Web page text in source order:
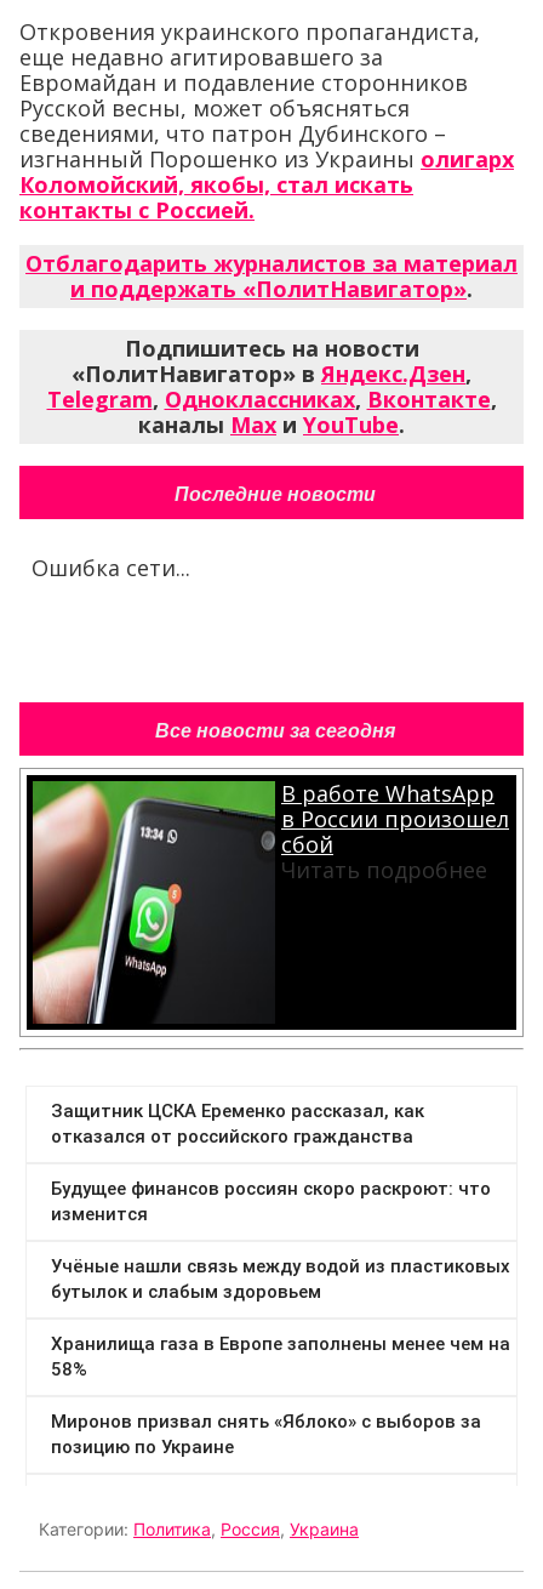
Откровения украинского пропагандиста,
еще недавно агитировавшего за
Евромайдан и подавление сторонников
Русской весны, может объясняться
сведениями, что патрон Дубинского –
изгнанный Порошенко из Украины олигарх
Коломойский, якобы, стал искать
контакты с Россией.
Отблагодарить журналистов за материал
и поддержать «ПолитНавигатор».
Подпишитесь на новости
«ПолитНавигатор» в Яндекс.Дзен,
Telegram, Одноклассниках, Вконтакте,
каналы Max и YouTube.
Последние новости
Ошибка сети...
Все новости за сегодня
В работе WhatsApp
в России произошел
сбой
Читать подробнее
Категории: Политика, Россия, Украина